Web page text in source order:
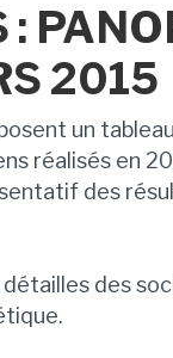
:
2015
un
réalisés en
des
détailles des